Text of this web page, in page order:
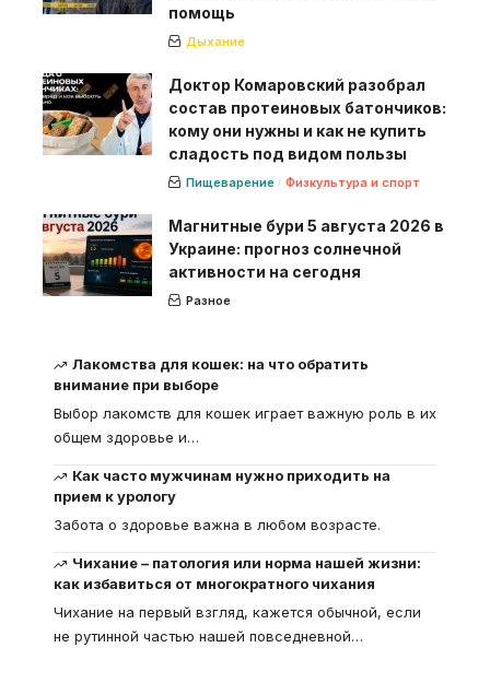
помощь
Дыхание
Доктор Комаровский разобрал
состав протеиновых батончиков:
кому они нужны и как не купить
сладость под видом пользы
Пищеварение Физкультура и спорт
Магнитные бури 5 августа 2026 в
Украине: прогноз солнечной
активности на сегодня
Разное
Лакомства для кошек: на что обратить
внимание при выборе
Выбор лакомств для кошек играет важную роль в их
общем здоровье и…
Как часто мужчинам нужно приходить на
прием к урологу
Забота о здоровье важна в любом возрасте.
Чихание – патология или норма нашей жизни:
как избавиться от многократного чихания
Чихание на первый взгляд, кажется обычной, если
не рутинной частью нашей повседневной…